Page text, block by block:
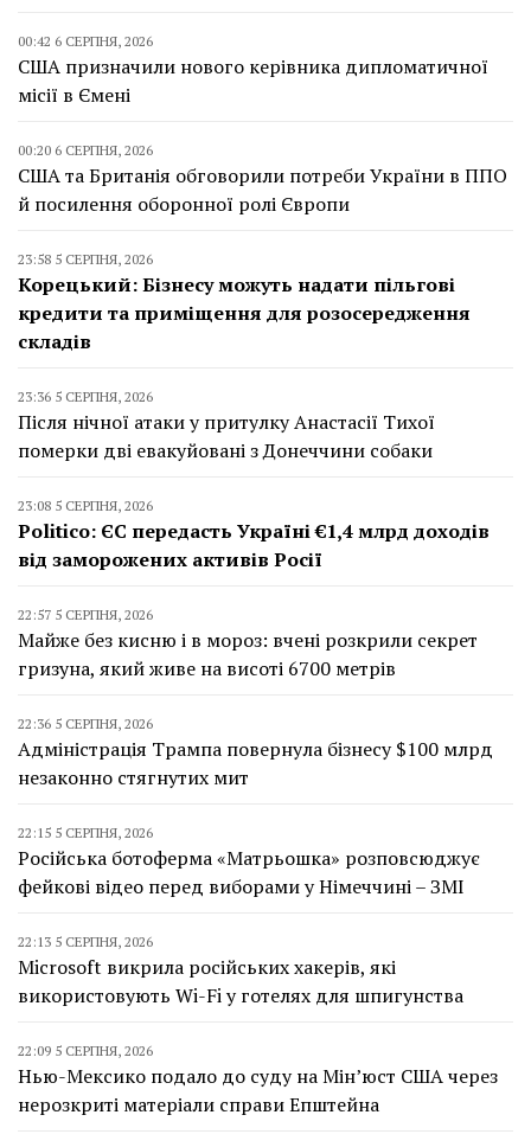
00:42 6 СЕРПНЯ, 2026
США призначили нового керівника дипломатичної
місії в Ємені
00:20 6 СЕРПНЯ, 2026
США та Британія обговорили потреби України в ППО
й посилення оборонної ролі Європи
23:58 5 СЕРПНЯ, 2026
Корецький: Бізнесу можуть надати пільгові
кредити та приміщення для розосередження
складів
23:36 5 СЕРПНЯ, 2026
Після нічної атаки у притулку Анастасії Тихої
померки дві евакуйовані з Донеччини собаки
23:08 5 СЕРПНЯ, 2026
Politico: ЄС передасть Україні €1,4 млрд доходів
від заморожених активів Росії
22:57 5 СЕРПНЯ, 2026
Майже без кисню і в мороз: вчені розкрили секрет
гризуна, який живе на висоті 6700 метрів
22:36 5 СЕРПНЯ, 2026
Адміністрація Трампа повернула бізнесу $100 млрд
незаконно стягнутих мит
22:15 5 СЕРПНЯ, 2026
Російська ботоферма «Матрьошка» розповсюджує
фейкові відео перед виборами у Німеччині – ЗМІ
22:13 5 СЕРПНЯ, 2026
Microsoft викрила російських хакерів, які
використовують Wi-Fi у готелях для шпигунства
22:09 5 СЕРПНЯ, 2026
Нью-Мексико подало до суду на Мін’юст США через
нерозкриті матеріали справи Епштейна